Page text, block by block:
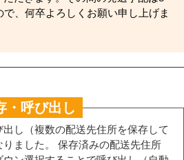
で、何卒よろしくお願い申し上げま
・呼び出し
し（複数の配送先住所を保存して
ました。 保存済みの配送先住所